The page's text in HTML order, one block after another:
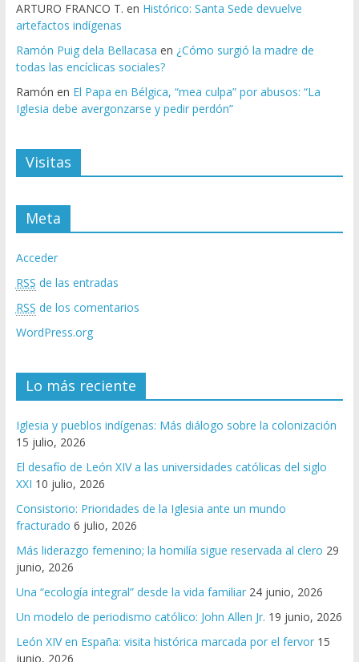
ARTURO FRANCO T. en Histórico: Santa Sede devuelve
artefactos indígenas
Ramón Puig dela Bellacasa en ¿Cómo surgió la madre de
todas las encíclicas sociales?
Ramón en El Papa en Bélgica, “mea culpa” por abusos: “La
Iglesia debe avergonzarse y pedir perdón”
Visitas
Meta
Acceder
RSS de las entradas
RSS de los comentarios
WordPress.org
Lo más reciente
Iglesia y pueblos indígenas: Más diálogo sobre la colonización
15 julio, 2026
El desafío de León XIV a las universidades católicas del siglo
XXI 10 julio, 2026
Consistorio: Prioridades de la Iglesia ante un mundo
fracturado 6 julio, 2026
Más liderazgo femenino; la homilía sigue reservada al clero 29
junio, 2026
Una “ecología integral” desde la vida familiar 24 junio, 2026
Un modelo de periodismo católico: John Allen Jr. 19 junio, 2026
León XIV en España: visita histórica marcada por el fervor 15
junio, 2026